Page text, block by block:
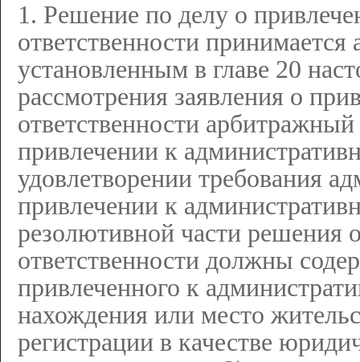
1. Решение по делу о
ответственности
установленным в главе 20
рассмотрения заявления о
ответственности
привлечении к
удовлетворении требования
привлечении к
резолютивной части решения
ответственности должны
привлеченного к
нахождения или место
регистрации в качестве